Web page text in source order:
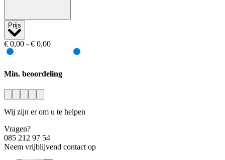
Prijs
€ 0,00 - € 0,00
Min. beoordeling
Wij zijn er om u te helpen
Vragen?
085 212 97 54
Neem vrijblijvend contact op